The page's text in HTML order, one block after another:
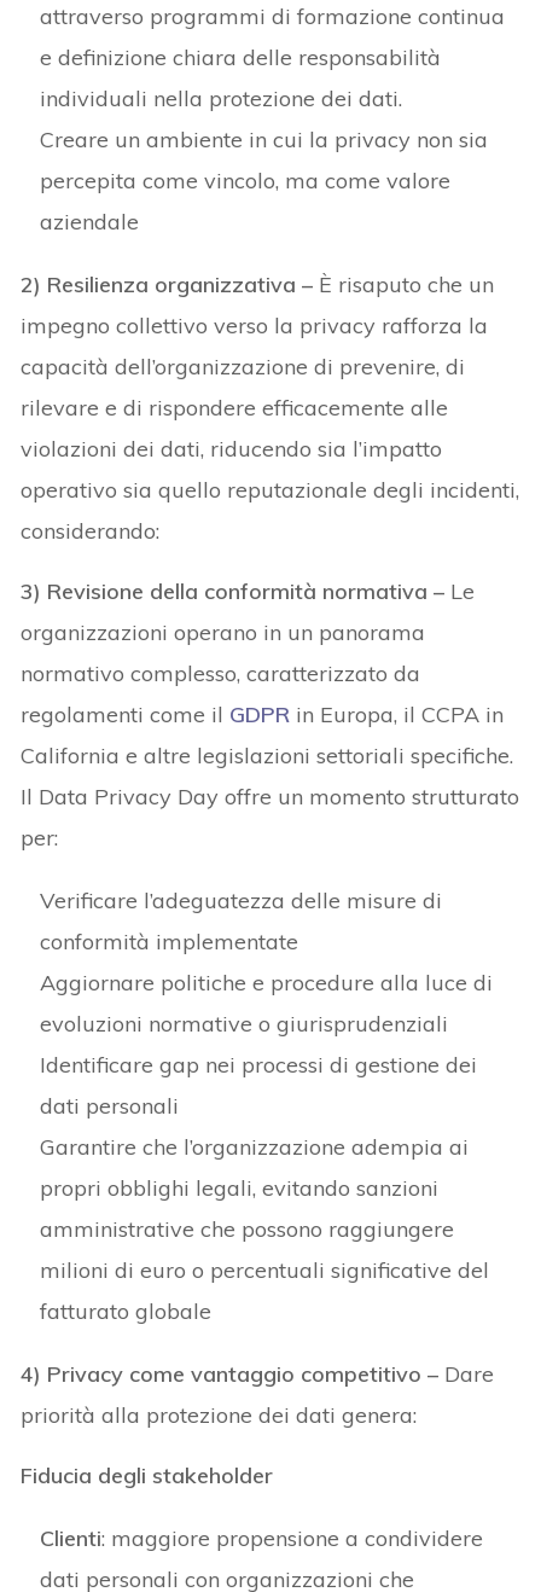
attraverso programmi di formazione continua
e definizione chiara delle responsabilità
individuali nella protezione dei dati.
Creare un ambiente in cui la privacy non sia
percepita come vincolo, ma come valore
aziendale
2) Resilienza organizzativa – È risaputo che un
impegno collettivo verso la privacy rafforza la
capacità dell’organizzazione di prevenire, di
rilevare e di rispondere efficacemente alle
violazioni dei dati, riducendo sia l’impatto
operativo sia quello reputazionale degli incidenti,
considerando:
3) Revisione della conformità normativa – Le
organizzazioni operano in un panorama
normativo complesso, caratterizzato da
regolamenti come il GDPR in Europa, il CCPA in
California e altre legislazioni settoriali specifiche.
Il Data Privacy Day offre un momento strutturato
per:
Verificare l’adeguatezza delle misure di
conformità implementate
Aggiornare politiche e procedure alla luce di
evoluzioni normative o giurisprudenziali
Identificare gap nei processi di gestione dei
dati personali
Garantire che l’organizzazione adempia ai
propri obblighi legali, evitando sanzioni
amministrative che possono raggiungere
milioni di euro o percentuali significative del
fatturato globale
4) Privacy come vantaggio competitivo – Dare
priorità alla protezione dei dati genera:
Fiducia degli stakeholder
Clienti: maggiore propensione a condividere
dati personali con organizzazioni che